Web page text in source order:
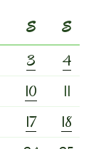
S
S
3
4
10
11
17
18